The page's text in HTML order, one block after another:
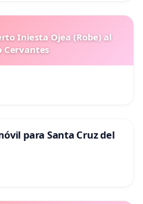
Iniesta Ojea (Robe) al
Cervantes
para Santa Cruz del